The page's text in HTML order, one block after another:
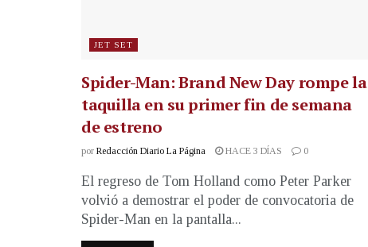
JET SET
Spider-Man: Brand New Day rompe la
taquilla en su primer fin de semana
de estreno
por Redacción Diario La Página HACE 3 DÍAS 0
El regreso de Tom Holland como Peter Parker
volvió a demostrar el poder de convocatoria de
Spider-Man en la pantalla...